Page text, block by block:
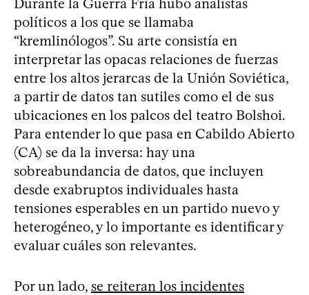
políticos a los que se llamaba
“kremlinólogos”. Su arte consistía en
interpretar las opacas relaciones de fuerzas
entre los altos jerarcas de la Unión Soviética,
a partir de datos tan sutiles como el de sus
ubicaciones en los palcos del teatro Bolshoi.
Para entender lo que pasa en Cabildo Abierto
(CA) se da la inversa: hay una
sobreabundancia de datos, que incluyen
desde exabruptos individuales hasta
tensiones esperables en un partido nuevo y
heterogéneo, y lo importante es identificar y
evaluar cuáles son relevantes.
Por un lado, se reiteran los incidentes